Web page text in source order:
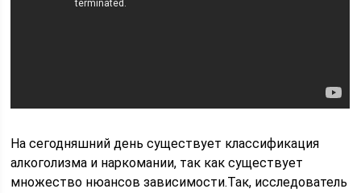
На сегодняшний день существует классификация
алкоголизма и наркомании, так как существует
множество нюансов зависимости.Так, исследователь